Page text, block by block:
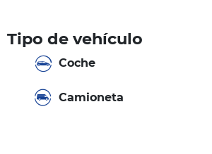
Tipo de vehículo
Coche
Camioneta